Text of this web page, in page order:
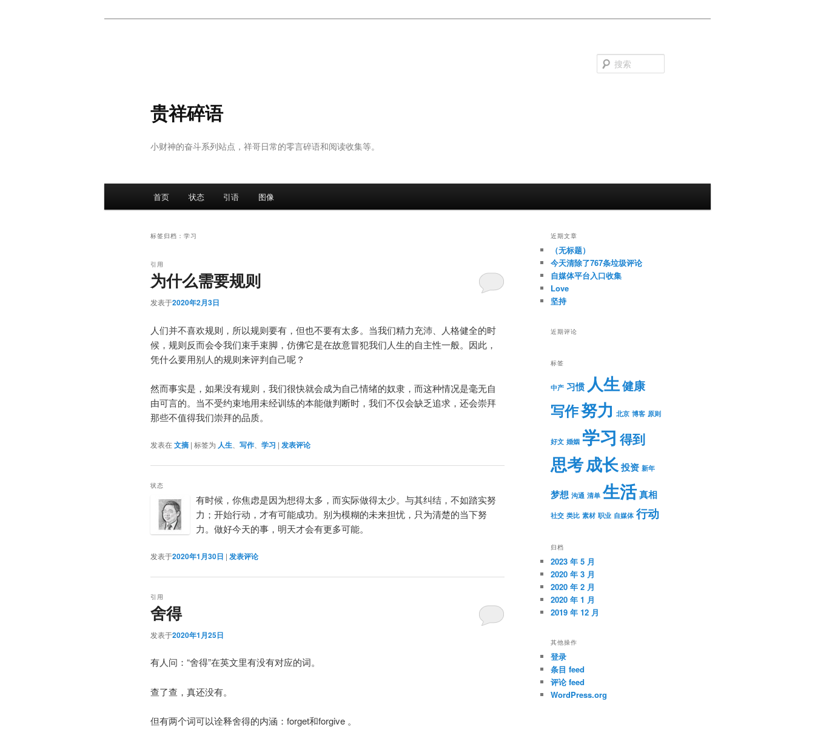
贵祥碎语
小财神的奋斗系列站点，祥哥日常的零言碎语和阅读收集等。
首页 状态 引语 图像
标签归档： 学习
为什么需要规则
引用
发表于2020年2月3日
人们并不喜欢规则，所以规则要有，但也不要有太多。当我们精力充沛、人格健全的时
候，规则反而会令我们束手束脚，仿佛它是在故意冒犯我们人生的自主性一般。因此，
凭什么要用别人的规则来评判自己呢？
然而事实是，如果没有规则，我们很快就会成为自己情绪的奴隶，而这种情况是毫无自
由可言的。当不受约束地用未经训练的本能做判断时，我们不仅会缺乏追求，还会崇拜
那些不值得我们崇拜的品质。
发表在文摘 | 标签为 人生 写作 学习 | 发表评论
状态
有时候，你焦虑是因为想得太多，而实际做得太少。与其纠结，不如踏实努
力；开始行动，才有可能成功。别为模糊的未来担忧，只为清楚的当下努
力。做好今天的事，明天才会有更多可能。
发表于2020年1月30日 | 发表评论
舍得
引用
发表于2020年1月25日
有人问：“舍得”在英文里有没有对应的词。
查了查，真还没有。
但有两个词可以诠释舍得的内涵：forget和forgive 。
近期文章
（无标题）
今天清除了767条垃圾评论
自媒体平台入口收集
Love
坚持
近期评论
标签
中产 习惯 人生健康
写作努力 北京 博客 原则
好文 婚姻 学习 得到
思考成长投资 新年
梦想 沟通 清单 生活真相
社交 类比 素材 职业 自媒体 行动
归档
2023 年 5 月
2020 年 3 月
2020 年 2 月
2020 年 1 月
2019 年 12 月
其他操作
登录
条目 feed
评论 feed
WordPress.org